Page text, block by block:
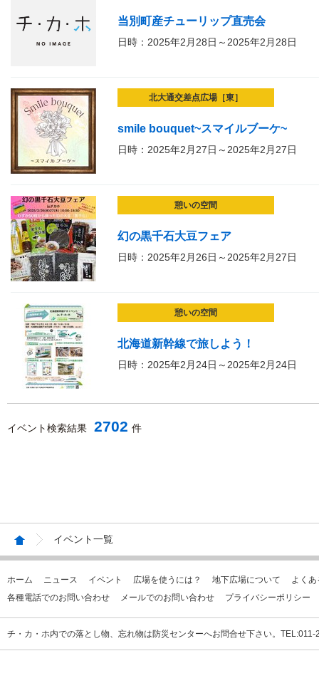
当別町産チューリップ直売会
日時：2025年2月28日～2025年2月28日
北大通交差点広場［東］
smile bouquet~スマイルブーケ~
日時：2025年2月27日～2025年2月27日
憩いの空間
幻の黒千石大豆フェア
日時：2025年2月26日～2025年2月27日
憩いの空間
北海道新幹線で旅しよう！
日時：2025年2月24日～2025年2月24日
イベント検索結果 2702 件
イベント一覧
ホーム ニュース イベント 広場を使うには？ 地下広場について
よく
各種電話でのお問い合わせ
メールでのお問い合わせ プライバシーポリシー
チ・カ・ホ内での落とし物、忘れ物は防災センターへお問合せ下さい。